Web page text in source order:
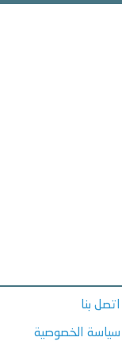
اتصل بنا
سياسة الخصوصية